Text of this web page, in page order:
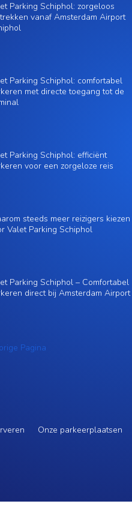
Parking Schiphol: zorgeloos
vanaf Amsterdam Airport
Parking Schiphol: comfortabel
met directe toegang tot de
Parking Schiphol: efficiënt
voor een zorgeloze reis
steeds meer reizigers kiezen
Valet Parking Schiphol
Parking Schiphol – Comfortabel
direct bij Amsterdam Airport
Pagina
Onze parkeerplaatsen